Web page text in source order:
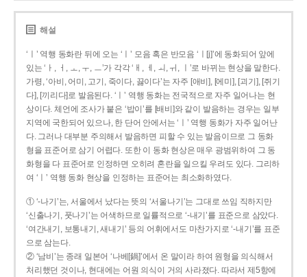
해설
‘ㅣ’ 역행 동화란 뒤에 오는 ‘ㅣ’ 모음 혹은 반모음 ‘ㅣ[j]’에 동화되어 앞에
있는 ‘ㅏ, ㅓ, ㅗ, ㅜ, ㅡ’가 각각 ‘ㅐ, ㅔ, ㅚ, ㅟ, ㅣ’로 바뀌는 현상을 말한다.
가령, ‘아비, 어미, 고기, 죽이다, 끓이다’는 자주 [애비], [에미], [괴기], [쥐기
다], [끼리다]로 발음된다. ‘ㅣ’ 역행 동화는 전국적으로 자주 일어나는 현
상이다. 체언에 조사가 붙은 ‘밥이’를 [배비]와 같이 발음하는 경우는 일부
지역에 국한되어 있으나, 한 단어 안에서는 ‘ㅣ’ 역행 동화가 자주 일어난
다. 그러나 대부분 주의해서 발음하면 피할 수 있는 발음이므로 그 동화
형을 표준어로 삼기 어렵다. 또한 이 동화 현상은 매우 광범위하여 그 동
화형을 다 표준어로 인정하면 오히려 혼란을 일으킬 우려도 있다. 그리하
여 ‘ㅣ’ 역행 동화 현상을 인정하는 표준어는 최소화하였다.
① ‘-나기’는, 서울에서 났다는 뜻의 ‘서울나기’는 그대로 쓰임 직하지만
‘신출나기, 풋나기’는 어색하므로 일률적으로 ‘-내기’를 표준으로 삼았다.
‘여간내기, 보통내기, 새내기’ 등의 어휘에서도 마찬가지로 ‘-내기’를 표준
으로 삼는다.
② ‘남비’는 종래 일본어 ‘나베[鍋]’에서 온 말이라 하여 원형을 의식해서
처리했던 것이나, 현대에는 어원 의식이 거의 사라졌다. 따라서 제5항에